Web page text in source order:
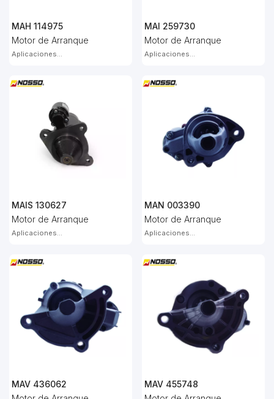
MAH 114975
Motor de Arranque
Aplicaciones...
MAI 259730
Motor de Arranque
Aplicaciones...
MAIS 130627
Motor de Arranque
Aplicaciones...
MAN 003390
Motor de Arranque
Aplicaciones...
MAV 436062
MAV 455748